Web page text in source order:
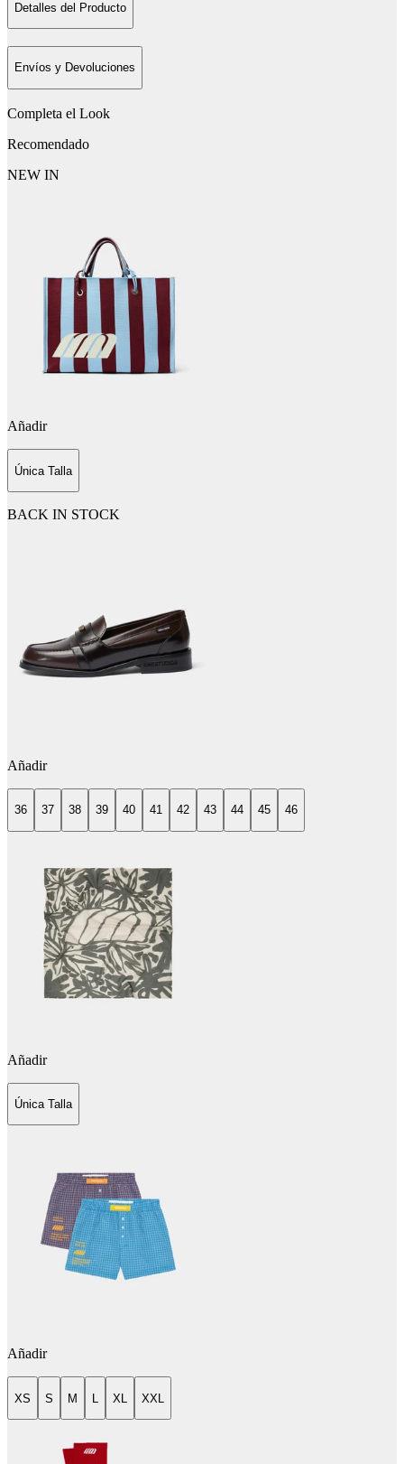
Detalles del Producto
Envíos y Devoluciones
Completa el Look
Recomendado
NEW IN
Añadir
Única Talla
BACK IN STOCK
Añadir
36 37 38 39 40 41 42 43 44 45 46
Añadir
Única Talla
Añadir
XS S M XL XXL